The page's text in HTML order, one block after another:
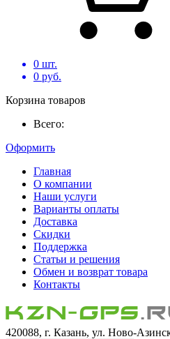
0 шт.
0 руб.
Корзина товаров
Всего:
Оформить
Главная
О компании
Наши услуги
Варианты оплаты
Доставка
Скидки
Поддержка
Статьи и решения
Обмен и возврат товара
Контакты
420088, г. Казань, ул. Ново-